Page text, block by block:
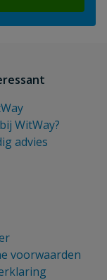
WitWay?
advies
voorwaarden